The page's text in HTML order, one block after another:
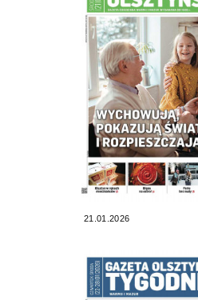
21.01.2026